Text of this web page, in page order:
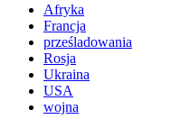
Afryka
Francja
prześladowania
Rosja
Ukraina
USA
wojna